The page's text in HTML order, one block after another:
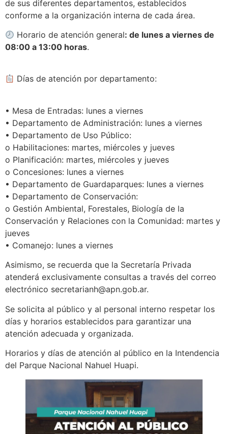
de sus diferentes departamentos, establecidos
conforme a la organización interna de cada área.
Horario de atención general: de lunes a viernes de
08:00 a 13:00 horas.
Días de atención por departamento:
• Mesa de Entradas: lunes a viernes
• Departamento de Administración: lunes a viernes
• Departamento de Uso Público:
o Habilitaciones: martes, miércoles y jueves
o Planificación: martes, miércoles y jueves
o Concesiones: lunes a viernes
• Departamento de Guardaparques: lunes a viernes
• Departamento de Conservación:
o Gestión Ambiental, Forestales, Biología de la
Conservación y Relaciones con la Comunidad: martes y
jueves
• Comanejo: lunes a viernes
Asimismo, se recuerda que la Secretaría Privada
atenderá exclusivamente consultas a través del correo
electrónico secretarianh@apn.gob.ar.
Se solicita al público y al personal interno respetar los
días y horarios establecidos para garantizar una
atención adecuada y organizada.
Horarios y días de atención al público en la Intendencia
del Parque Nacional Nahuel Huapi.